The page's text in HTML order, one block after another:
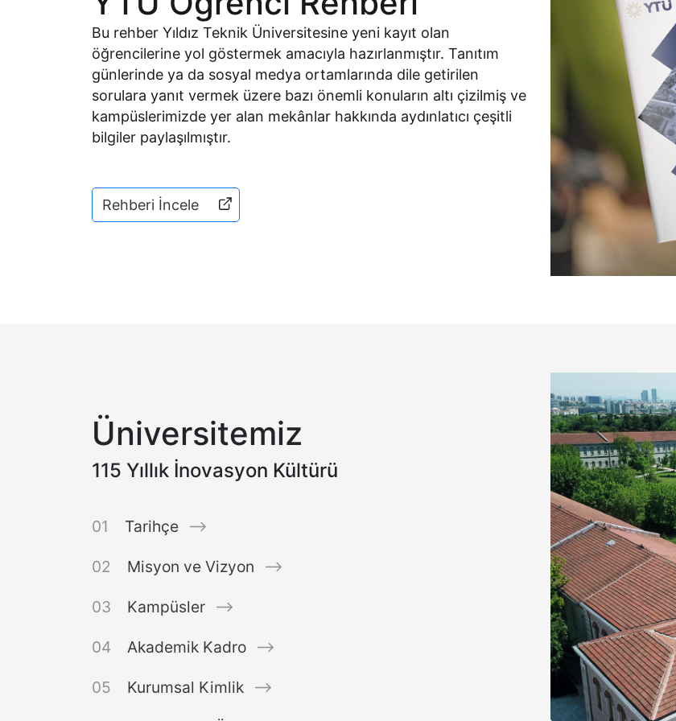
Bu rehber Yıldız Teknik Üniversitesine yeni kayıt olan
öğrencilerine yol göstermek amacıyla hazırlanmıştır. Tanıtım
günlerinde ya da sosyal medya ortamlarında dile getirilen
sorulara yanıt vermek üzere bazı önemli konuların altı çizilmiş ve
kampüslerimizde yer alan mekânlar hakkında aydınlatıcı çeşitli
bilgiler paylaşılmıştır.
Rehberi İncele
Üniversitemiz
115 Yıllık İnovasyon Kültürü
Tarihçe
Misyon ve Vizyon
Kampüsler
Akademik Kadro
Kurumsal Kimlik